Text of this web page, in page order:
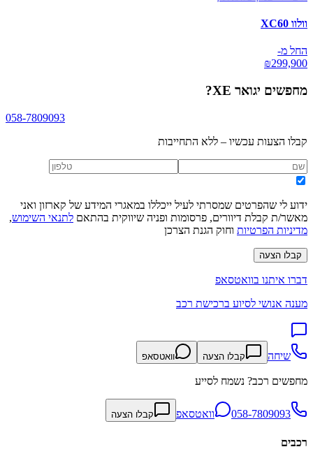
וולוו XC60
החל מ-
₪299,900
מחפשים יגואר XE ?
058-7809093
קבלו הצעות עכשיו – ללא התחייבות
ידוע לי שהפרטים שמסרתי לעיל ייכללו במאגרי המידע של קארזון ואני
מאשר/ת קבלת דיוורים, פרסומות ופניה שיווקית בהתאם לתנאי השימוש,
מדיניות הפרטיות וחוק הגנת הצרכן
קבלו הצעה
דברו איתנו בוואטסאפ
מענה אנושי לסיוע ברכישת רכב
שיחה קבלו הצעה וואטסאפ
מחפשים רכב? נשמח לסייע
058-7809093 וואטסאפ קבלו הצעה
רכבים